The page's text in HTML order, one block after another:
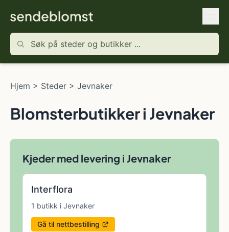
Hjem > Steder > Jevnaker
Blomsterbutikker i Jevnaker
Kjeder med levering i Jevnaker
Interflora
1 butikk i Jevnaker
Gå til nettbestilling